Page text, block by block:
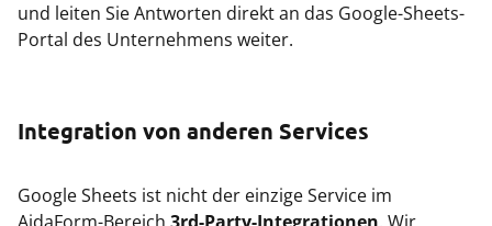
und leiten Sie Antworten direkt an das Google-Sheets-
Portal des Unternehmens weiter.
Integration von anderen Services
Google Sheets ist nicht der einzige Service im